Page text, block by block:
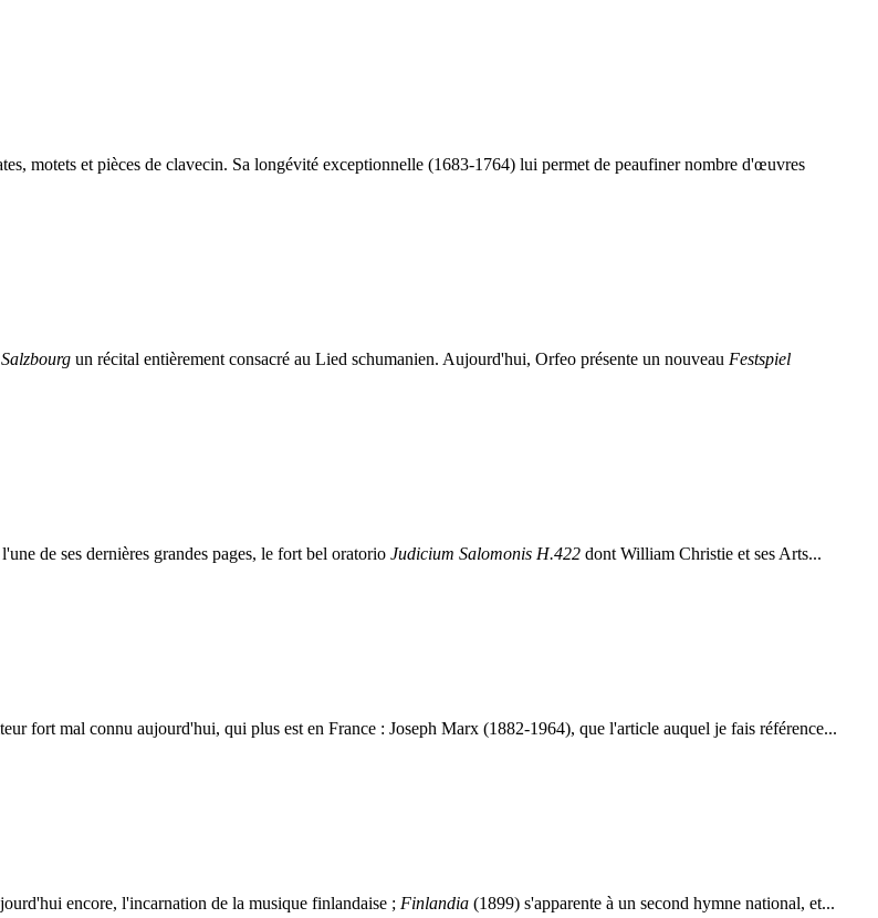
motets et pièces de clavecin. Sa longévité exceptionnelle (1683-1764) lui permet de peaufiner nombre d'œuvres
un récital entièrement consacré au Lied schumanien. Aujourd'hui, Orfeo présente un nouveau Festspiel
de ses dernières grandes pages, le fort bel oratorio Judicium Salomonis H.422 dont William Christie et ses Arts...
fort mal connu aujourd'hui, qui plus est en France : Joseph Marx (1882-1964), que l'article auquel je fais référence...
encore, l'incarnation de la musique finlandaise ; Finlandia (1899) s'apparente à un second hymne national, et...